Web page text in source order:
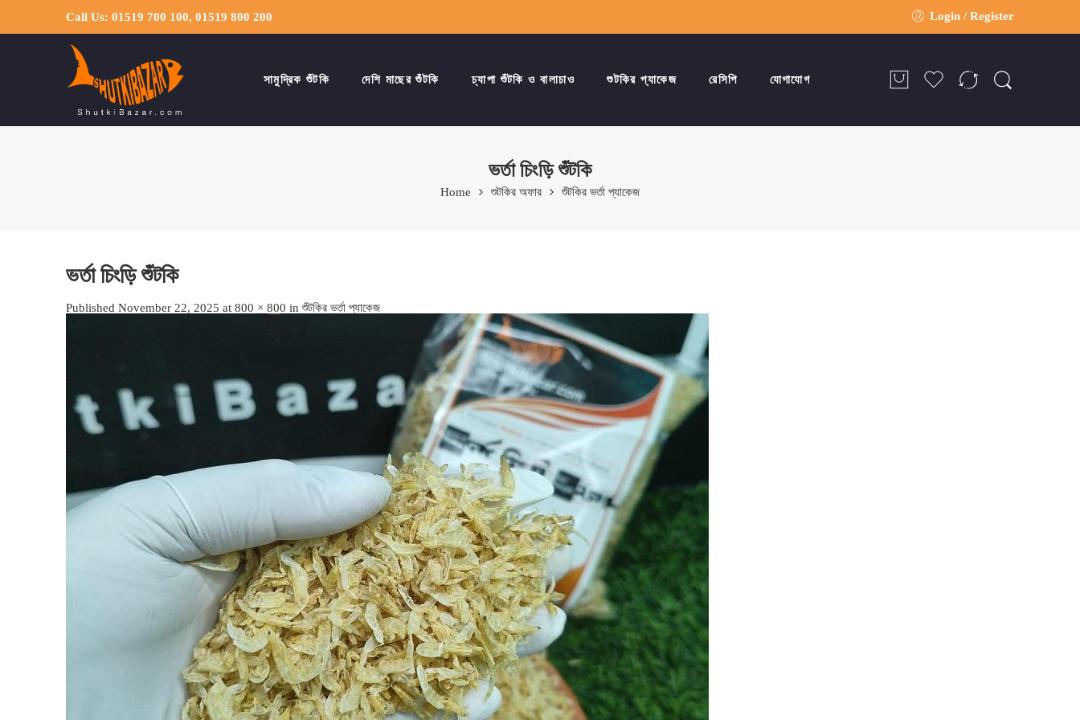
Call Us: 01519 700 100, 01519 800 200 Login / Register
সামুদ্রিক শুঁটকি দেশি মাছের শুঁটকি চ্যাপা শুঁটকি ও বালাচাও শুটকির প্যাকেজ রেসিপি যোগাযোগ
ভর্তা চিংড়ি শুঁটকি
Home শুটকির অফার শুঁটকির ভর্তা প্যাকেজ
ভর্তা চিংড়ি শুঁটকি
Published November 22, 2025 at 800 × 800 in শুঁটকির ভর্তা প্যাকেজ